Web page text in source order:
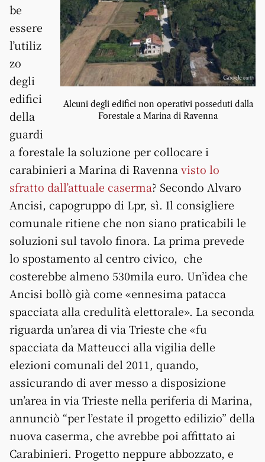
Alcuni degli edifici non operativi posseduti dalla
Forestale a Marina di Ravenna
be
essere
l’utiliz
zo
degli
edifici
della
guardi
a forestale la soluzione per collocare i
carabinieri a Marina di Ravenna visto lo
sfratto dall’attuale caserma? Secondo Alvaro
Ancisi, capogruppo di Lpr, sì. Il consigliere
comunale ritiene che non siano praticabili le
soluzioni sul tavolo finora. La prima prevede
lo spostamento al centro civico, che
costerebbe almeno 530mila euro. Un’idea che
Ancisi bollò già come «ennesima patacca
spacciata alla credulità elettorale». La seconda
riguarda un’area di via Trieste che «fu
spacciata da Matteucci alla vigilia delle
elezioni comunali del 2011, quando,
assicurando di aver messo a disposizione
un’area in via Trieste nella periferia di Marina,
annunciò “per l’estate il progetto edilizio” della
nuova caserma, che avrebbe poi affittato ai
Carabinieri. Progetto neppure abbozzato, e